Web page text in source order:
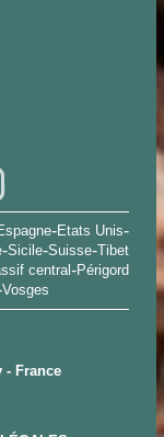
-Etats Unis-
-Sicile-Suisse-Tibet
central-Périgord
Vosges
- France